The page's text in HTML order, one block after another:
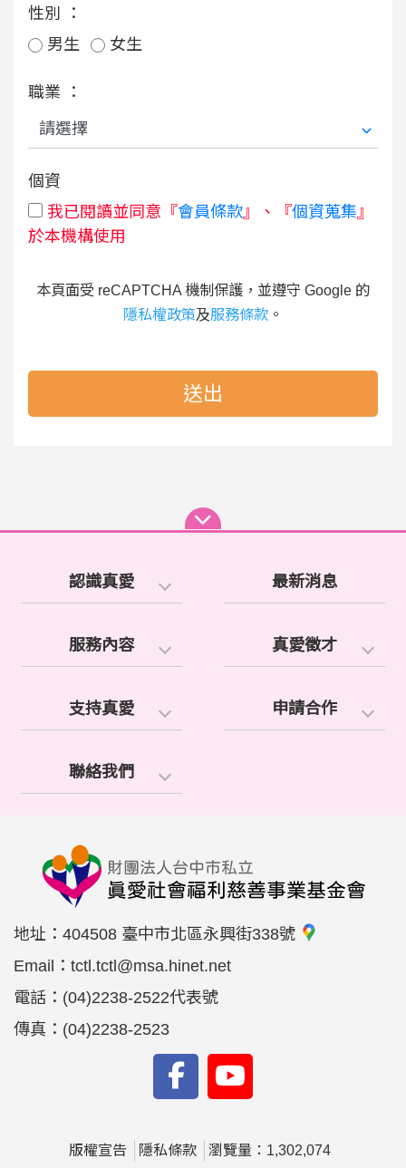
性別 ：
男生
女生
職業 ：
個資
我已閱讀並同意『會員條款 』、『個資蒐集 』
於本機構使用
本頁面受 reCAPTCHA 機制保護，並遵守 Google 的
隱私權政策及服務條款 。
送出
認識真愛 最新消息
服務內容 真愛徵才
支持真愛 申請合作
聯絡我們
地址： 404508 臺中市北區永興街338號
Email： tctl.tctl@msa.hinet.net
電話： (04)2238-2522代表號
傳真： (04)2238-2523
版權宣告 隱私條款
瀏覽量：1,302,074